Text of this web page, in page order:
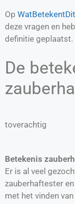
Op
deze vragen en
definitie geplaatst.
De
toverachtig
Betekenis
Er is al veel
zauberhaftester
met het vinden